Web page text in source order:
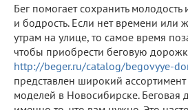
Бег помогает сохранить
и бодрость. Если нет времени или
утрам на улице, то самое время
чтобы приобрести беговую
http://beger.ru/catalog/begovyye-
представлен широкий
моделей в Новосибирске. Беговая